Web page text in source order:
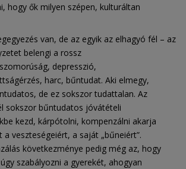
hogy ők milyen szépen, kulturáltan
van, de az egyik az elhagyó fél – az
belengi a rossz
depresszió,
harc, bűntudat. Aki elmegy,
de ez sokszor tudattalan. Az
sokszor bűntudatos jóvátételi
kezd, kárpótolni, kompenzálni akarja
a veszteségeiért, a saját „bűneiért”.
következménye pedig még az, hogy
szabályozni a gyerekét, ahogyan